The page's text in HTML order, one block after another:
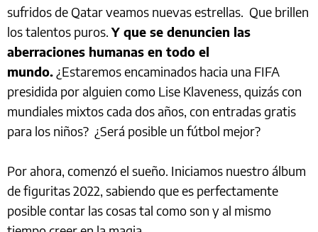
sufridos de Qatar veamos nuevas estrellas. Que brillen
los talentos puros.Y que se denuncien las
aberraciones humanas en todo el
mundo. ¿Estaremos encaminados hacia una FIFA
presidida por alguien como Lise Klaveness, quizás con
mundiales mixtos cada dos años, con entradas gratis
para los niños? ¿Será posible un fútbol mejor?
Por ahora, comenzó el sueño. Iniciamos nuestro álbum
de figuritas 2022, sabiendo que es perfectamente
posible contar las cosas tal como son y al mismo